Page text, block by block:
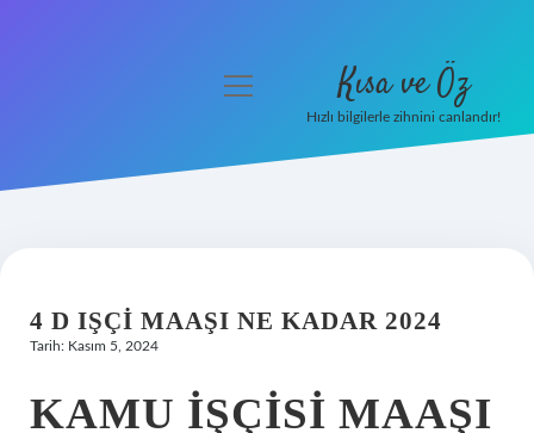
Hakkımızda
menüyü
Kısa ve Öz
Hızlı bilgilerle zihnini canlandır!
4 D IŞÇI MAAŞI NE KADAR 2024
Tarih: Kasım 5, 2024
KAMU IŞÇISI MAAŞI